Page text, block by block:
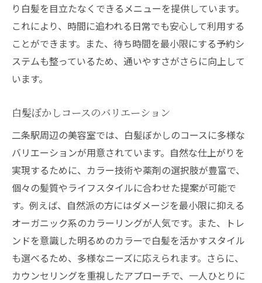
り白髪を目立たなくできるメニューを提供しています。
これにより、時間に追われる日常でも安心して利用する
ことができます。また、待ち時間を最小限にする予約シ
ステムも整っているため、通いやすさがさらに向上して
います。
白髪ぼかしコースのバリエーション
二条駅周辺の美容室では、白髪ぼかしのコースに多様な
バリエーションが用意されています。自然な仕上がりを
実現するために、カラー技術や薬剤の選択肢が豊富で、
個々の髪質やライフスタイルに合わせた提案が可能で
す。例えば、自然派の方にはダメージを最小限に抑える
オーガニック系のカラーリングが人気です。また、トレ
ンドを意識した明るめのカラーで白髪を活かすスタイル
も選べるため、多様なニーズに応えられます。さらに、
カウンセリングを重視したアプローチで、一人ひとりに